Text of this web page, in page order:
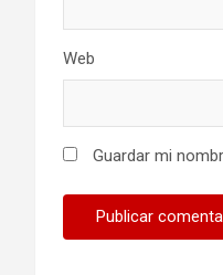
Web
Guardar mi